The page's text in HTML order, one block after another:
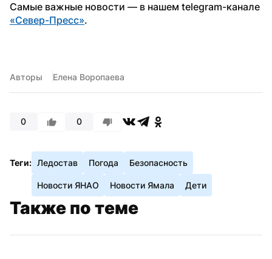
«Север-Пресс».
Авторы Елена Воропаева
0 0
Теги: Ледостав Погода Безопасность
Новости ЯНАО Новости Ямала Дети
Также по теме